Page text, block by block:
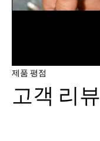
제품 평점
고객 리뷰